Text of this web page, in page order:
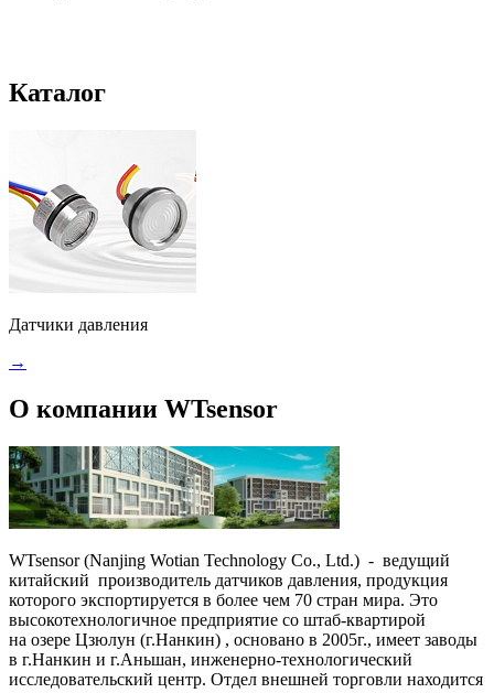
Каталог
Датчики давления
→
О компании WTsensor
WTsensor (Nanjing Wotian Technology Co., Ltd.) - ведущий
китайский производитель датчиков давления, продукция
которого экспортируется в более чем 70 стран мира. Это
высокотехнологичное предприятие со штаб-квартирой
на озере Цзюлун (г.Нанкин) , основано в 2005г., имеет заводы
в г.Нанкин и г.Аньшан, инженерно-технологический
исследовательский центр. Отдел внешней торговли находится